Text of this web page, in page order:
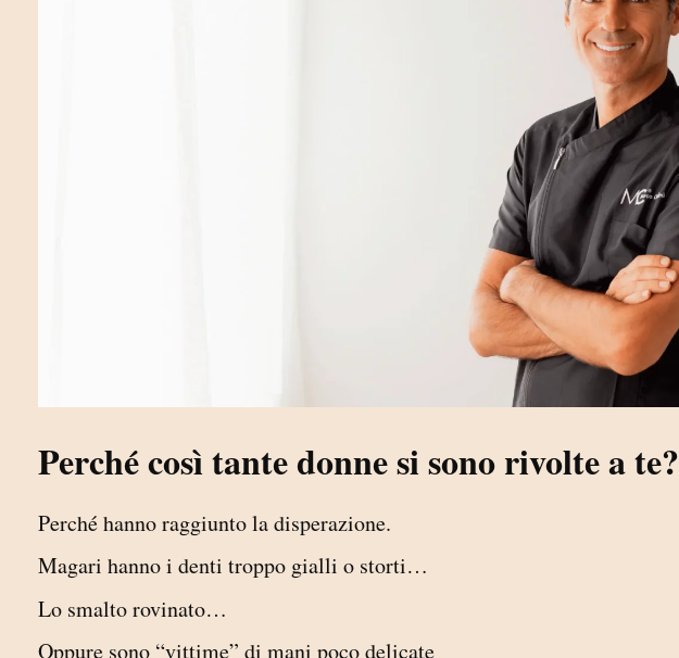
Perché così tante donne si sono rivolte a te?
Perché hanno raggiunto la disperazione.
Magari hanno i denti troppo gialli o storti…
Lo smalto rovinato…
Oppure sono “vittime” di mani poco delicate